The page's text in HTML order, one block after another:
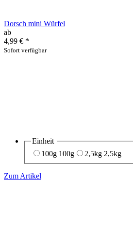
Dorsch mini Würfel
ab
4,99 € *
Sofort verfügbar
Einheit
100g 100g 2,5kg 2,5kg
Zum Artikel